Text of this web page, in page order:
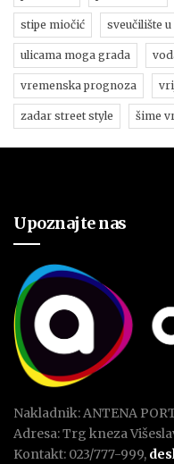
stipe miočić sveučilište
ulicama moga grada
vremenska prognoza
zadar street style šime
Upoznajte nas
Nakladnik: ANTENA
Adresa: Trg kneza
Kontakt: 023/777-999,